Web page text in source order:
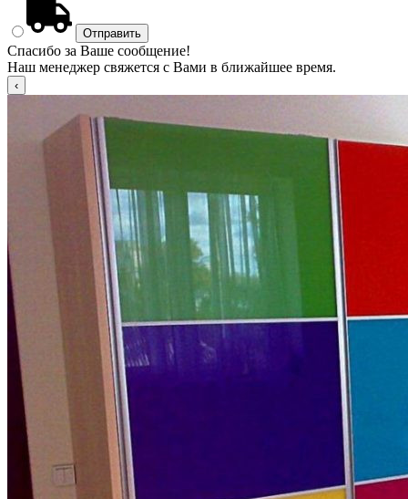
Спасибо за Ваше сообщение!
Наш менеджер свяжется с Вами в ближайшее время.